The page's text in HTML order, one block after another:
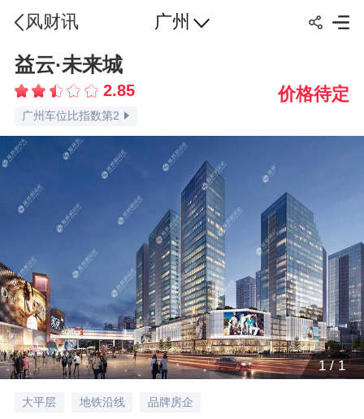
风财讯 广州
益云·未来城
2.85
广州配套指数第1
广州容积率指数第3
广州绿化率指数第3
广州车位比指数第2
广州楼盘点评指数第3
广州楼盘口碑指数第3
品牌认知指数第3
价格待定
1/1
大平层 地铁沿线 品牌房企